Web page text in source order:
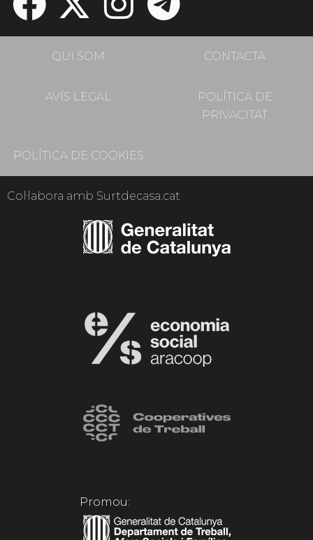
QUI SOM CONTACTA
AVÍS LEGAL
POLÍTICA DE
PRIVACITAT
POLÍTICA DE COOKIES
Col·labora amb Surtdecasa.cat
Promou: